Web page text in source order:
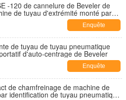
-120 de cannelure de Beveler de
de tuyau d'extrémité monté par
Enquête
maintenant
de tuyau de tuyau pneumatique
d'auto-centrage de Beveler
Enquête
maintenant
de chamfreinage de machine de
identification de tuyau pneumatique